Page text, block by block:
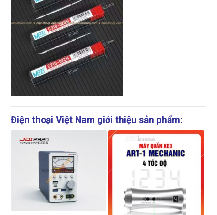
Điện thoại Việt Nam giới thiệu sản phẩm: